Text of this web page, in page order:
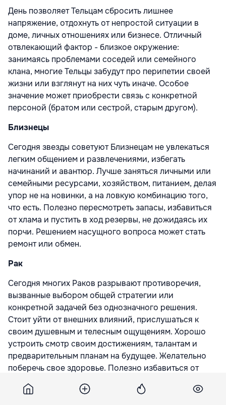
День позволяет Тельцам сбросить лишнее
напряжение, отдохнуть от непростой ситуации в
доме, личных отношениях или бизнесе. Отличный
отвлекающий фактор - близкое окружение:
занимаясь проблемами соседей или семейного
клана, многие Тельцы забудут про перипетии своей
жизни или взглянут на них чуть иначе. Особое
значение может приобрести связь с конкретной
персоной (братом или сестрой, старым другом).
Близнецы
Сегодня звезды советуют Близнецам не увлекаться
легким общением и развлечениями, избегать
начинаний и авантюр. Лучше заняться личными или
семейными ресурсами, хозяйством, питанием, делая
упор не на новинки, а на ловкую комбинацию того,
что есть. Полезно пересмотреть запасы, избавиться
от хлама и пустить в ход резервы, не дожидаясь их
порчи. Решением насущного вопроса может стать
ремонт или обмен.
Рак
Сегодня многих Раков разрывают противоречия,
вызванные выбором общей стратегии или
конкретной задачей без однозначного решения.
Стоит уйти от внешних влияний, прислушаться к
своим душевным и телесным ощущениям. Хорошо
устроить смотр своим достижениям, талантам и
предварительным планам на будущее. Желательно
поберечь свое здоровье. Полезно избавиться от